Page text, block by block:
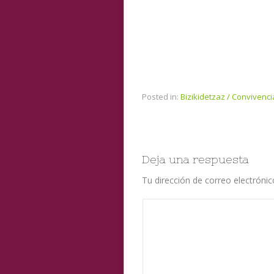
Posted in: Bizikidetzaz /
Deja una respuesta
Tu dirección de correo